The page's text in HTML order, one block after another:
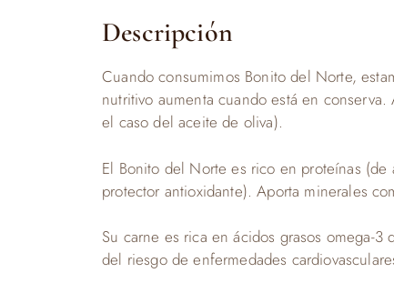
Descripción
Cuando consumimos Bonito del Norte,
nutritivo aumenta cuando está en
el caso del aceite de oliva).
El Bonito del Norte es rico en proteínas
protector antioxidante). Aporta minerales
Su carne es rica en ácidos grasos omega-
del riesgo de enfermedades